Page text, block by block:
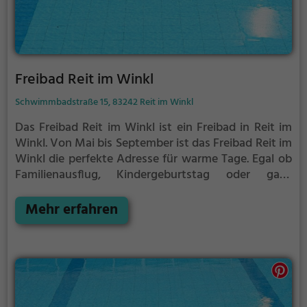
Freibad Reit im Winkl
Schwimmbadstraße 15, 83242 Reit im Winkl
Das Freibad Reit im Winkl ist ein Freibad in Reit im
Winkl.Von Mai bis September ist das Freibad Reit im
Winkl die perfekte Adresse für warme Tage. Egal ob
Familienausflug, Kindergeburtstag oder ganz
kommt jeder auf seine Kosten. Bei gutem Wetter
kann die Freibadsaison im Freibad Reit im Winkl
findest du auf der Website.
Mehr erfahren